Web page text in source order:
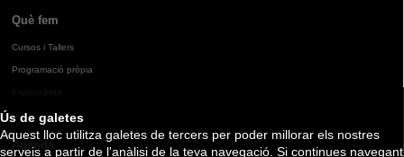
Ús de galetes
Aquest lloc utilitza galetes de tercers per poder millorar els nostres
serveis a partir de l'anàlisi de la teva navegació. Si continues navegant
Què fem
Cursos i Tallers
Programació pròpia
Agenda